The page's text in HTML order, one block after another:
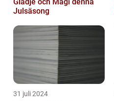
Julsäsong
31 juli 2024